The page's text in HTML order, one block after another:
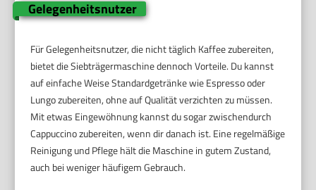
Gelegenheitsnutzer
Für Gelegenheitsnutzer, die nicht täglich Kaffee zubereiten,
bietet die Siebträgermaschine dennoch Vorteile. Du kannst
auf einfache Weise Standardgetränke wie Espresso oder
Lungo zubereiten, ohne auf Qualität verzichten zu müssen.
Mit etwas Eingewöhnung kannst du sogar zwischendurch
Cappuccino zubereiten, wenn dir danach ist. Eine regelmäßige
Reinigung und Pflege hält die Maschine in gutem Zustand,
auch bei weniger häufigem Gebrauch.